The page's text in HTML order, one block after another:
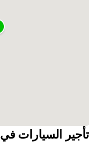
تأجير السيارات في Fremantle